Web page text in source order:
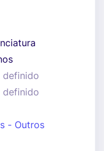
definido
definido
- Outros